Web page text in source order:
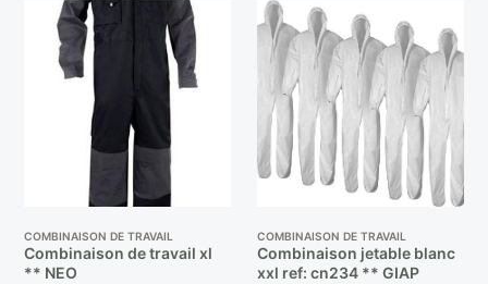
COMBINAISON DE TRAVAIL
Combinaison de travail xl
** NEO
COMBINAISON DE TRAVAIL
Combinaison jetable blanc
xxl ref: cn234 ** GIAP